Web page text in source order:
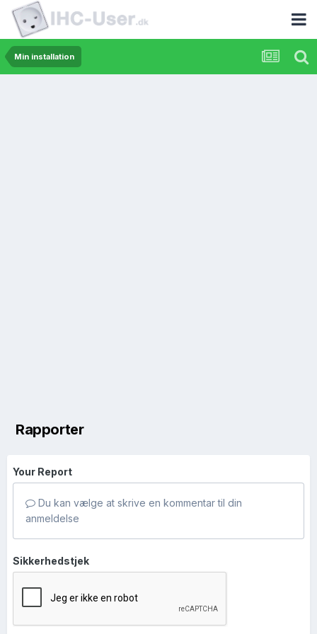
Min installation
Rapporter
Your Report
Du kan vælge at skrive en kommentar til din
anmeldelse
Sikkerhedstjek